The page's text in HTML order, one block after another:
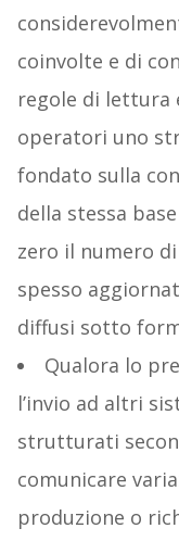
coinvolte e di
regole di lettura
operatori uno
fondato sulla
della stessa
zero il numero
spesso
diffusi sotto
Qualora lo
l’invio ad altri
strutturati
comunicare
produzione o